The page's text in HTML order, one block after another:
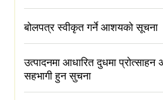
बोलपत्र स्वीकृत गर्ने आशयको सूचना
उत्पादनमा आधारित दुधमा प्रोत्साहन
सहभागी हुन सुचना